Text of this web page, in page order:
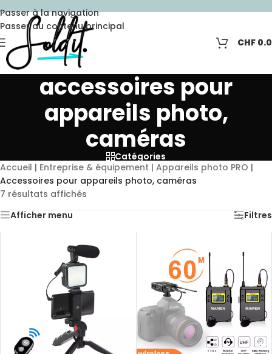
Passer à la navigation
Passer au contenu principal
CHF
accessoires pour
appareils photo,
caméras
Catégories
Accueil | Entreprise & équipement | Appareils photo PRO |
Accessoires pour appareils photo, caméras
7 résultats affichés
Afficher menu
Filtres